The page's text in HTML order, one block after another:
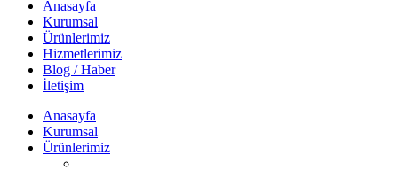
Anasayfa
Kurumsal
Ürünlerimiz
Hizmetlerimiz
Blog / Haber
İletişim
Anasayfa
Kurumsal
Ürünlerimiz